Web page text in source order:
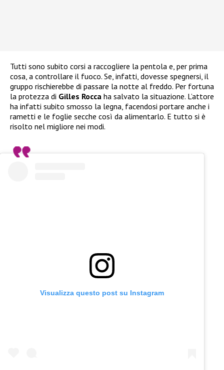
Tutti sono subito corsi a raccogliere la pentola e, per prima
cosa, a controllare il fuoco. Se, infatti, dovesse spegnersi, il
gruppo rischierebbe di passare la notte al freddo. Per fortuna
la protezza di Gilles Rocca ha salvato la situazione. L’attore
ha infatti subito smosso la legna, facendosi portare anche i
rametti e le foglie secche così da alimentarlo. E tutto si è
risolto nel migliore nei modi.
Visualizza questo post su Instagram